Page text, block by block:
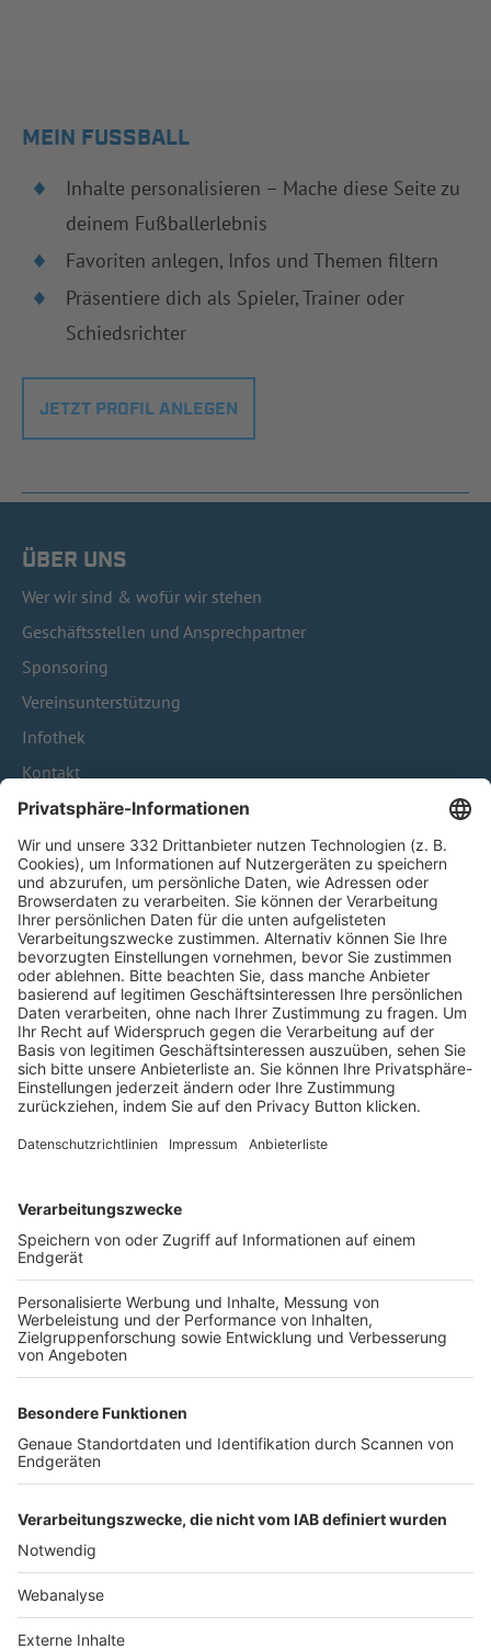
MEIN FUSSBALL
Inhalte personalisieren – Mache diese Seite zu
deinem Fußballerlebnis
Favoriten anlegen, Infos und Themen filtern
Präsentiere dich als Spieler, Trainer oder
Schiedsrichter
JETZT PROFIL ANLEGEN
ÜBER UNS
Wer wir sind & wofür wir stehen
Geschäftsstellen und Ansprechpartner
Sponsoring
Vereinsunterstützung
Infothek
Kontakt
HÄUFIG BESUCHTE SEITEN
Pässe und Vereinswechsel
Trainerausbildung
Schulungsangebot Vereinsmitarbeiter
BFV-Geschäftsstellen
Trainerbörse
Login SpielPlus
FOLGE DEM BFV
TOP-VEREINE
TOP-PARTNER
Nutzungsbedingungen Datenschutz Impressum